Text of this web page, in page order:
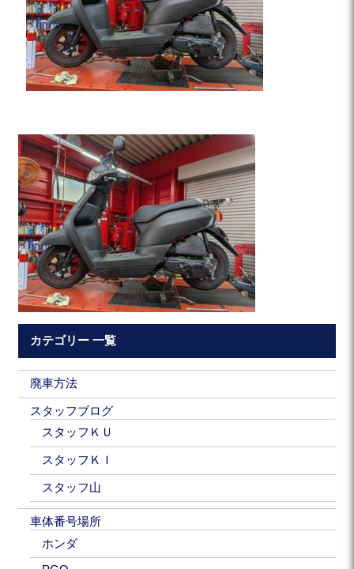
カテゴリー 一覧
廃車方法
スタッフブログ
スタッフＫＵ
スタッフＫＩ
スタッフ山
車体番号場所
ホンダ